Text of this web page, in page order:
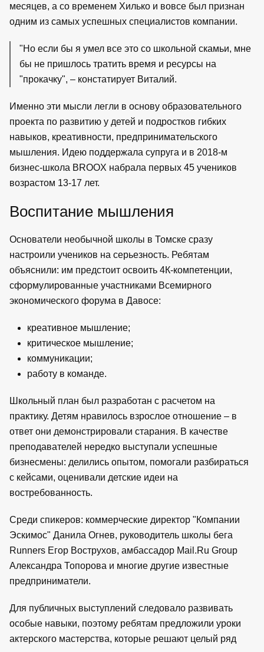
месяцев, а со временем Хилько и вовсе был признан
одним из самых успешных специалистов компании.
"Но если бы я умел все это со школьной скамьи, мне
бы не пришлось тратить время и ресурсы на
"прокачку", – констатирует Виталий.
Именно эти мысли легли в основу образовательного
проекта по развитию у детей и подростков гибких
навыков, креативности, предпринимательского
мышления. Идею поддержала супруга и в 2018-м
бизнес-школа BROOX набрала первых 45 учеников
возрастом 13-17 лет.
Воспитание мышления
Основатели необычной школы в Томске сразу
настроили учеников на серьезность. Ребятам
объяснили: им предстоит освоить 4К-компетенции,
сформулированные участниками Всемирного
экономического форума в Давосе:
креативное мышление;
критическое мышление;
коммуникации;
работу в команде.
Школьный план был разработан с расчетом на
практику. Детям нравилось взрослое отношение – в
ответ они демонстрировали старания. В качестве
преподавателей нередко выступали успешные
бизнесмены: делились опытом, помогали разбираться
с кейсами, оценивали детские идеи на
востребованность.
Среди спикеров: коммерческие директор "Компании
Эскимос" Данила Огнев, руководитель школы бега
Runners Егор Вострухов, амбассадор Mail.Ru Group
Александра Топорова и многие другие известные
предприниматели.
Для публичных выступлений следовало развивать
особые навыки, поэтому ребятам предложили уроки
актерского мастерства, которые решают целый ряд